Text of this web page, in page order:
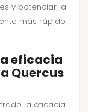
y potenciar la
más rápido
eficacia
Quercus
la eficacia